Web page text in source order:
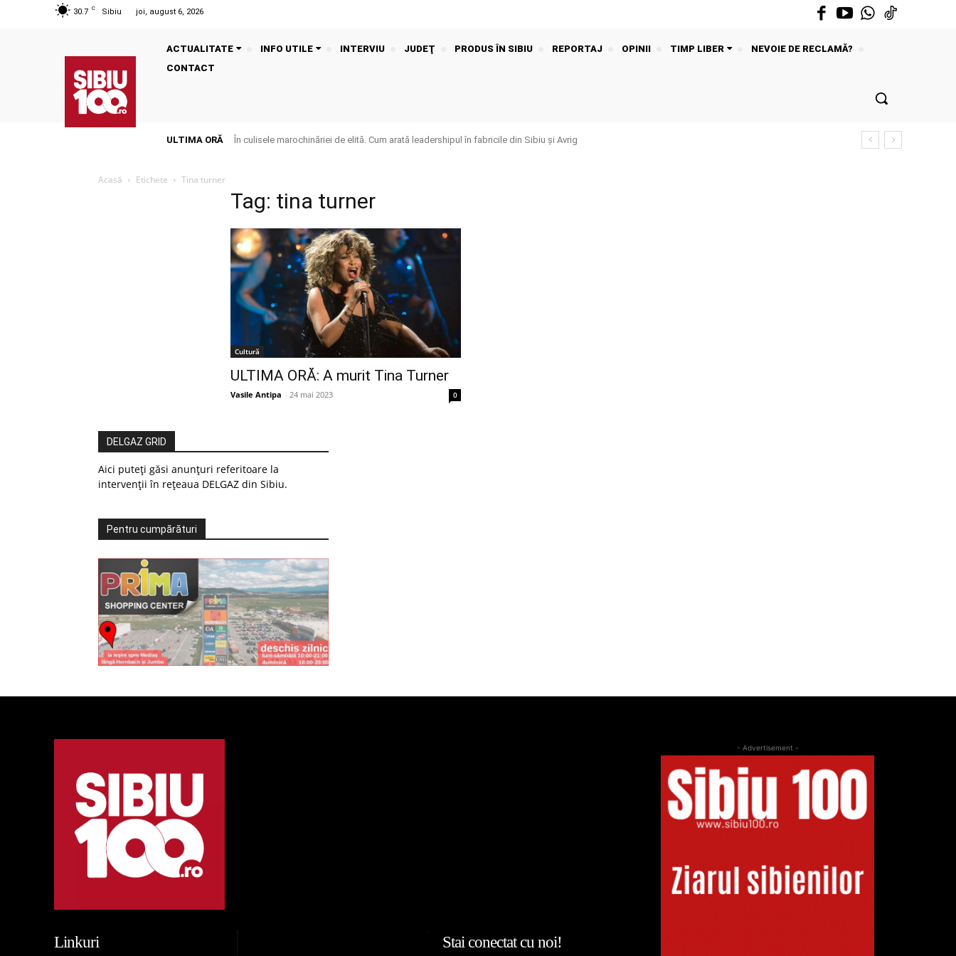
30.7 C Sibiu joi, august 6, 2026
ACTUALITATE INFO UTILE INTERVIU JUDEŢ PRODUS ÎN SIBIU REPORTAJ OPINII TIMP LIBER
NEVOIE DE RECLAMĂ?
CONTACT
ULTIMA ORĂ În culisele marochinăriei de elită. Cum arată leadershipul în fabricile din Sibiu și Avrig
Acasă Etichete Tina turner
Tag: tina turner
Cultură
ULTIMA ORĂ: A murit Tina Turner
Vasile Antipa - 24 mai 2023 0
DELGAZ GRID
Aici puteți găsi anunțuri referitoare la
intervenții în rețeaua DELGAZ din Sibiu.
Pentru cumpărături
Linkuri Stai conectat cu noi!
- Advertisement -